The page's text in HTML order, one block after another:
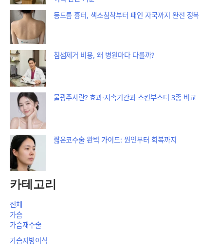
등드름 흉터, 색소침착부터 패인 자국까지 완전 정복
침샘제거 비용, 왜 병원마다 다를까?
물광주사란? 효과·지속기간과 스킨부스터 3종 비교
짧은코수술 완벽 가이드: 원인부터 회복까지
카테고리
전체
가슴
가슴재수술
가슴지방이식